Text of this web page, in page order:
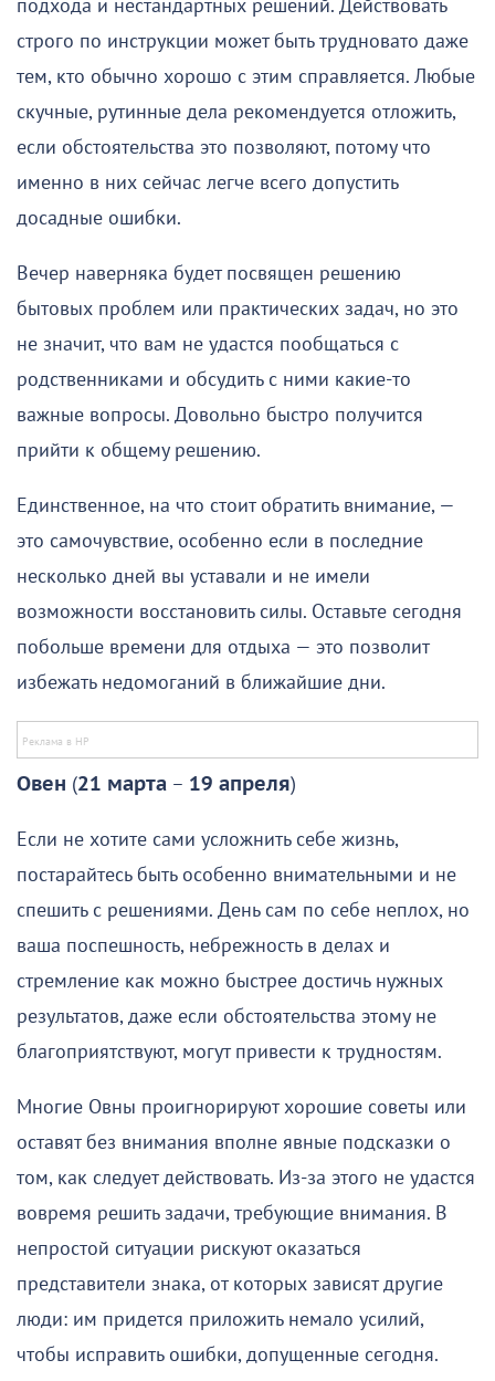
подхода и нестандартных решений. Действовать
строго по инструкции может быть трудновато даже
тем, кто обычно хорошо с этим справляется. Любые
скучные, рутинные дела рекомендуется отложить,
если обстоятельства это позволяют, потому что
именно в них сейчас легче всего допустить
досадные ошибки.
Вечер наверняка будет посвящен решению
бытовых проблем или практических задач, но это
не значит, что вам не удастся пообщаться с
родственниками и обсудить с ними какие-то
важные вопросы. Довольно быстро получится
прийти к общему решению.
Единственное, на что стоит обратить внимание, —
это самочувствие, особенно если в последние
несколько дней вы уставали и не имели
возможности восстановить силы. Оставьте сегодня
побольше времени для отдыха — это позволит
избежать недомоганий в ближайшие дни.
Овен (21 марта – 19 апреля)
Если не хотите сами усложнить себе жизнь,
постарайтесь быть особенно внимательными и не
спешить с решениями. День сам по себе неплох, но
ваша поспешность, небрежность в делах и
стремление как можно быстрее достичь нужных
результатов, даже если обстоятельства этому не
благоприятствуют, могут привести к трудностям.
Многие Овны проигнорируют хорошие советы или
оставят без внимания вполне явные подсказки о
том, как следует действовать. Из-за этого не удастся
вовремя решить задачи, требующие внимания. В
непростой ситуации рискуют оказаться
представители знака, от которых зависят другие
люди: им придется приложить немало усилий,
чтобы исправить ошибки, допущенные сегодня.